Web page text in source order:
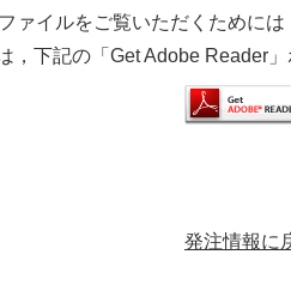
ァイルをご覧いただくために
，下記の「Get Adobe Reader
発注情報に